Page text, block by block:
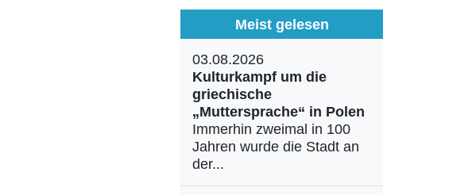
Meist gelesen
03.08.2026
Kulturkampf um die
griechische
„Muttersprache“ in Polen
Immerhin zweimal in 100
Jahren wurde die Stadt an
der...